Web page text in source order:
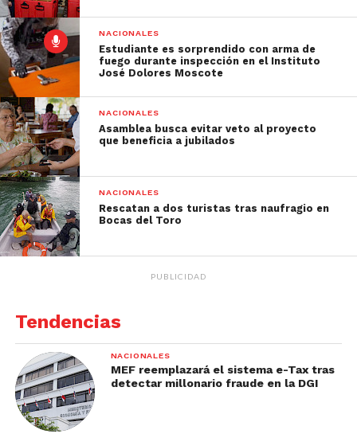
NACIONALES
Estudiante es sorprendido con arma de
fuego durante inspección en el Instituto
José Dolores Moscote
NACIONALES
Asamblea busca evitar veto al proyecto
que beneficia a jubilados
NACIONALES
Rescatan a dos turistas tras naufragio en
Bocas del Toro
PUBLICIDAD
Tendencias
NACIONALES
MEF reemplazará el sistema e-Tax tras
detectar millonario fraude en la DGI